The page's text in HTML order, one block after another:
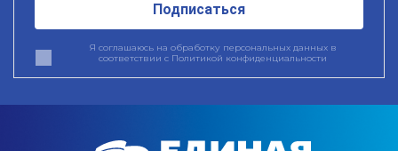
Подписаться
Я соглашаюсь на обработку персональных данных в
соответствии с Политикой конфиденциальности